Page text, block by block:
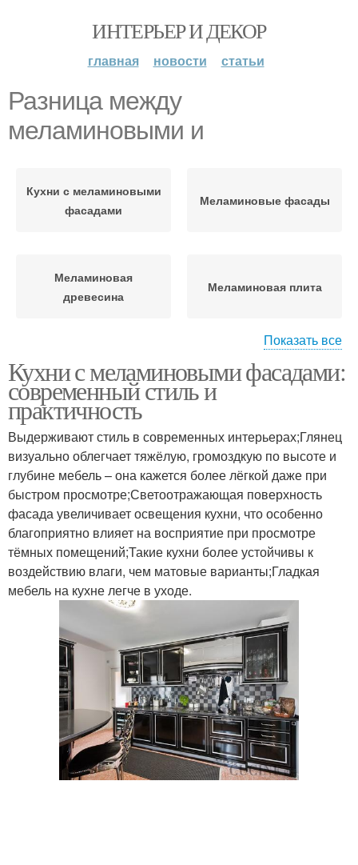
ИНТЕРЬЕР И ДЕКОР
главная новости статьи
Разница между
меламиновыми и
Кухни с меламиновыми
фасадами
Меламиновые фасады
Меламиновая
древесина
Меламиновая плита
фасадах
Показать все
Кухни с меламиновыми фасадами:
современный стиль и
практичность
Выдерживают стиль в современных интерьерах;Глянец
визуально облегчает тяжёлую, громоздкую по высоте и
глубине мебель – она кажется более лёгкой даже при
быстром просмотре;Светоотражающая поверхность
фасада увеличивает освещения кухни, что особенно
благоприятно влияет на восприятие при просмотре
тёмных помещений;Такие кухни более устойчивы к
воздействию влаги, чем матовые варианты;Гладкая
мебель на кухне легче в уходе.